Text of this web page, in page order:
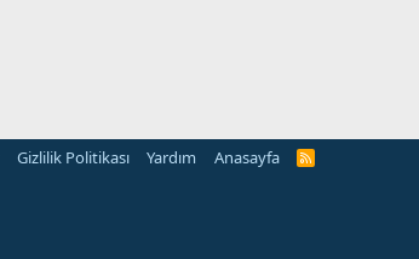
Gizlilik Politikası Yardım Anasayfa
R